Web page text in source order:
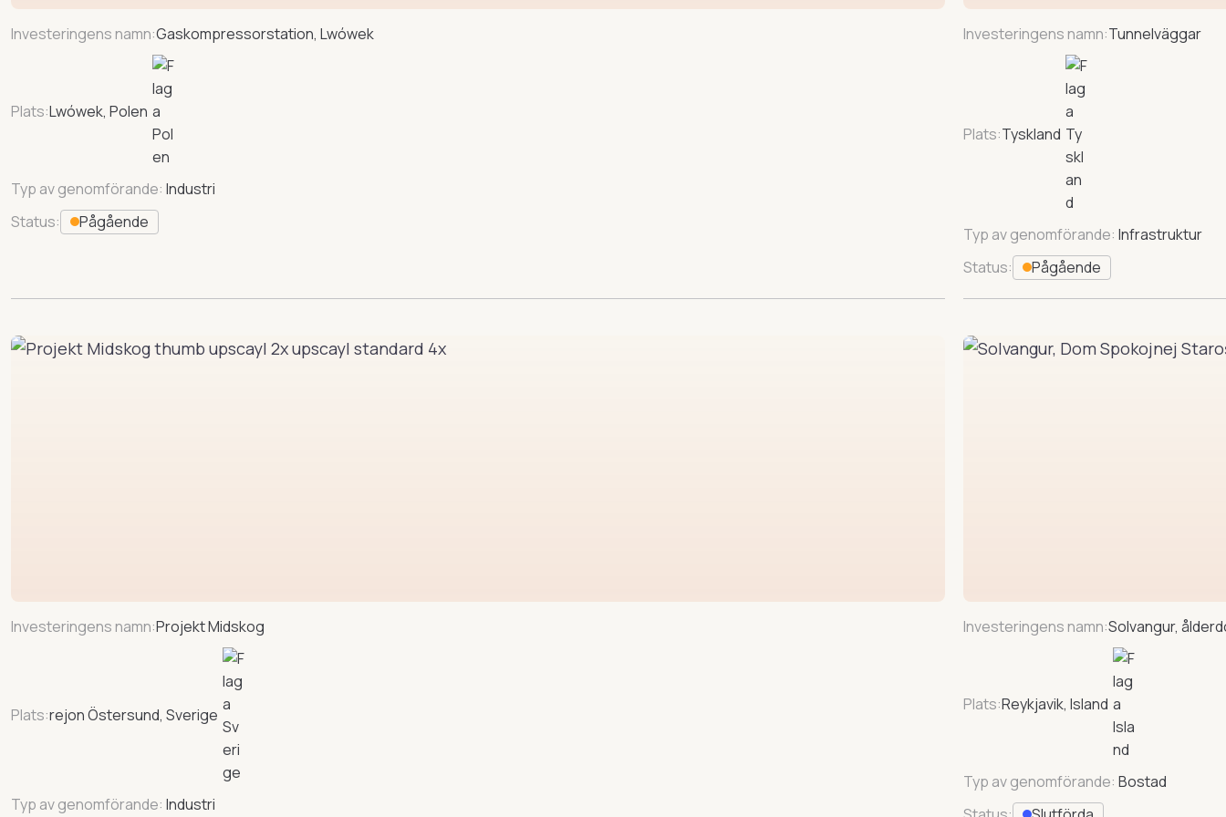
Investeringens namn:Gaskompressorstation, Lwówek
Plats:Lwówek, Polen
Typ av genomförande: Industri
Status:
Pågående
Investeringens namn:Tunnelväggar
Plats:Tyskland
Typ av genomförande: Infrastruktur
Status:
Pågående
Investeringens namn:Projekt Midskog
Plats:rejon Östersund, Sverige
Typ av genomförande: Industri
Investeringens namn:Solvangur,
Plats:Reykjavik, Island
Typ av genomförande: Bostad